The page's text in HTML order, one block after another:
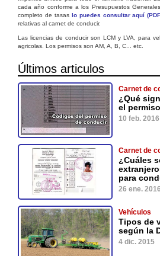
cada año conforme a los Presupuestos
completo de tasas lo puedes consultar aquí
relativas al carnet de conducir.
Las licencias de conducir son LCM y LVA, para
agricolas. Los permisos son AM, A, B, C... etc.
Últimos articulos
Carnet de
¿Qué
el
10 feb. 2016
Carnet de
¿Cuáles
para
26 ene. 2016
Vehículos
Tipos de
según la
4 dic. 2015